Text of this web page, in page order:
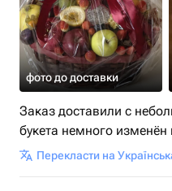
фото до доставки
Заказ доставили с
букета немного изменён
Перекласти на